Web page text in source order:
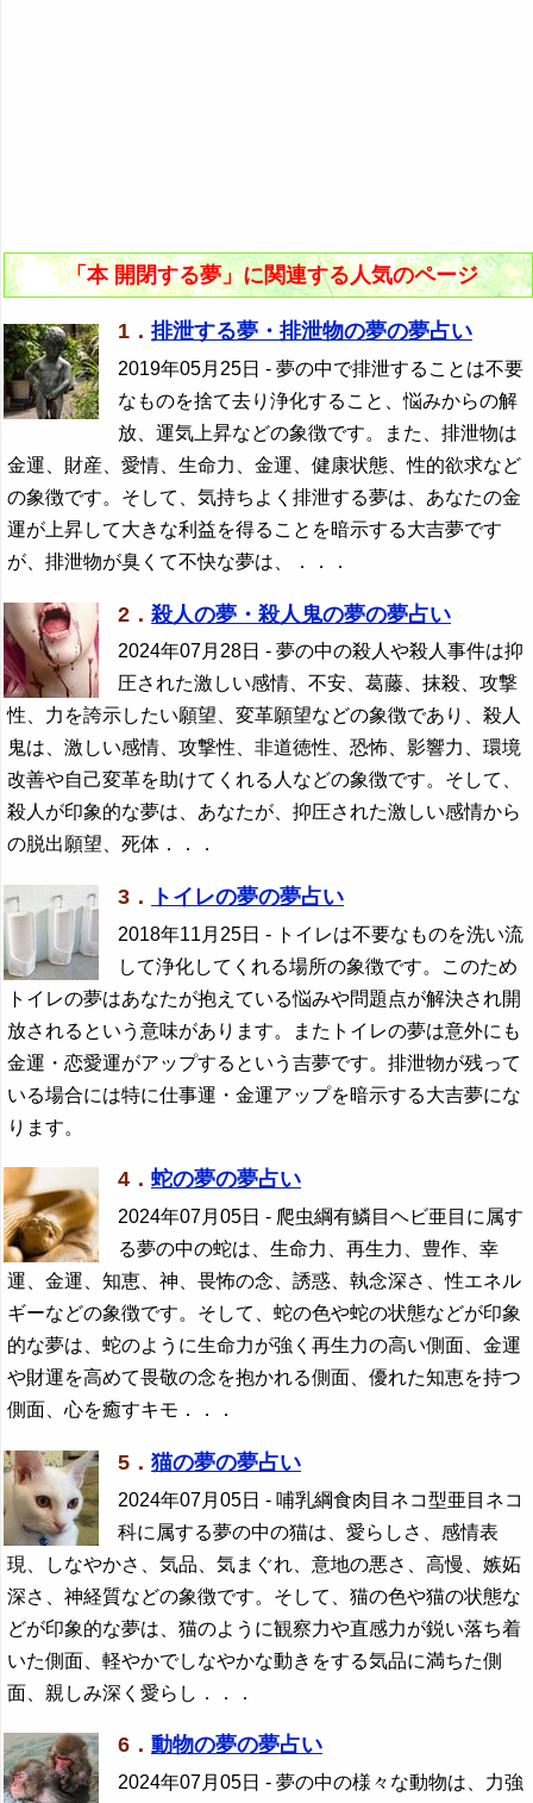
「本 開閉する夢」に関連する人気のページ
1． 排泄する夢・排泄物の夢の夢占い
2019年05月25日 - 夢の中で排泄することは不要
なものを捨て去り浄化すること、悩みからの解
放、運気上昇などの象徴です。また、排泄物は
金運、財産、愛情、生命力、金運、健康状態、性的欲求など
の象徴です。そして、気持ちよく排泄する夢は、あなたの金
運が上昇して大きな利益を得ることを暗示する大吉夢です
が、排泄物が臭くて不快な夢は、．．．
2． 殺人の夢・殺人鬼の夢の夢占い
2024年07月28日 - 夢の中の殺人や殺人事件は抑
圧された激しい感情、不安、葛藤、抹殺、攻撃
性、力を誇示したい願望、変革願望などの象徴であり、殺人
鬼は、激しい感情、攻撃性、非道徳性、恐怖、影響力、環境
改善や自己変革を助けてくれる人などの象徴です。そして、
殺人が印象的な夢は、あなたが、抑圧された激しい感情から
の脱出願望、死体．．．
3． トイレの夢の夢占い
2018年11月25日 - トイレは不要なものを洗い流
して浄化してくれる場所の象徴です。このため
トイレの夢はあなたが抱えている悩みや問題点が解決され開
放されるという意味があります。またトイレの夢は意外にも
金運・恋愛運がアップするという吉夢です。排泄物が残って
いる場合には特に仕事運・金運アップを暗示する大吉夢にな
ります。
4． 蛇の夢の夢占い
2024年07月05日 - 爬虫綱有鱗目ヘビ亜目に属す
る夢の中の蛇は、生命力、再生力、豊作、幸
運、金運、知恵、神、畏怖の念、誘惑、執念深さ、性エネル
ギーなどの象徴です。そして、蛇の色や蛇の状態などが印象
的な夢は、蛇のように生命力が強く再生力の高い側面、金運
や財運を高めて畏敬の念を抱かれる側面、優れた知恵を持つ
側面、心を癒すキモ．．．
5． 猫の夢の夢占い
2024年07月05日 - 哺乳綱食肉目ネコ型亜目ネコ
科に属する夢の中の猫は、愛らしさ、感情表
現、しなやかさ、気品、気まぐれ、意地の悪さ、高慢、嫉妬
深さ、神経質などの象徴です。そして、猫の色や猫の状態な
どが印象的な夢は、猫のように観察力や直感力が鋭い落ち着
いた側面、軽やかでしなやかな動きをする気品に満ちた側
面、親しみ深く愛らし．．．
6． 動物の夢の夢占い
2024年07月05日 - 夢の中の様々な動物は、力強